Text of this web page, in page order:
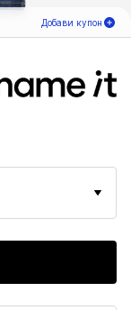
Добави купон